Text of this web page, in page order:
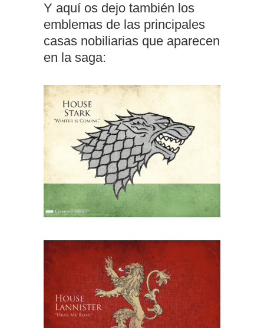
Y aquí os dejo también los
emblemas de las principales
casas nobiliarias que aparecen
en la saga: